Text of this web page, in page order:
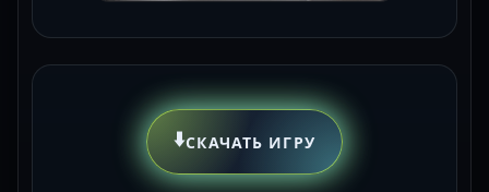
⬇️СКАЧАТЬ ИГРУ